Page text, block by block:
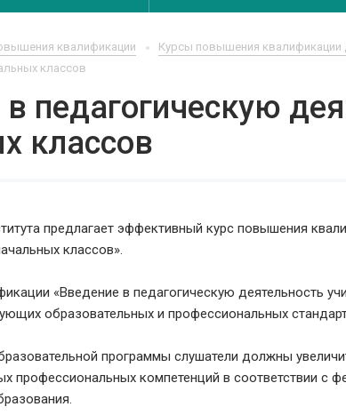
квалификации Курсы повышения квалификации
классов
педагогическую
классов
предлагает эффективный курс повышения
классов».
«Введение в педагогическую деятельность
образовательных и профессиональных
программы слушатели должны
профессиональных компетенций в соответствии с